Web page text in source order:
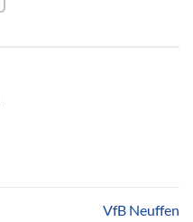
VfB Neuffen